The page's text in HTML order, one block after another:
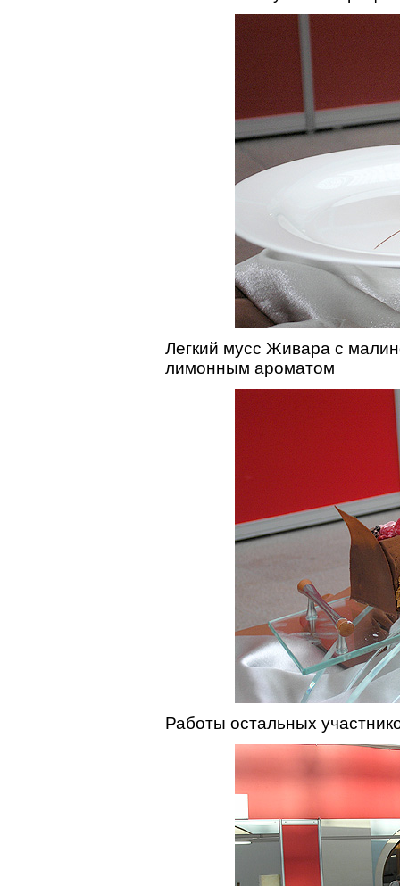
Легкий мусс Живара с
лимонным ароматом
Работы остальных